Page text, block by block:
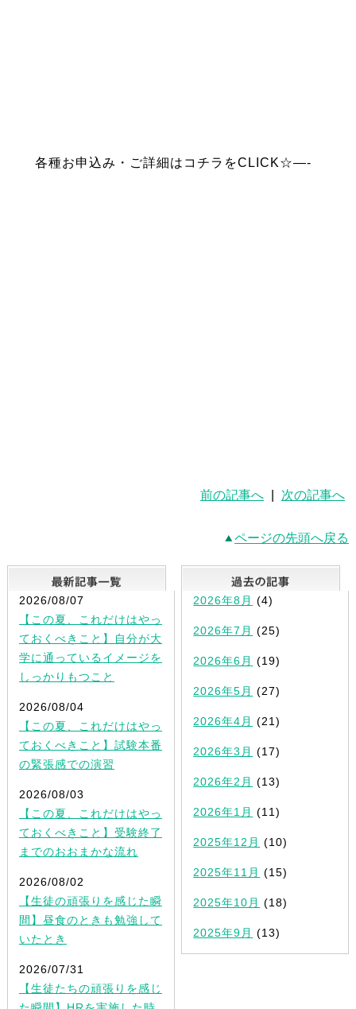
各種お申込み・ご詳細はコチラをCLICK☆—-
前の記事へ 次の記事へ
ページの先頭へ戻る
最新記事一覧
2026/08/07
【この夏、これだけはやっ
ておくべきこと】自分が大
学に通っているイメージを
しっかりもつこと
2026/08/04
【この夏、これだけはやっ
ておくべきこと】試験本番
の緊張感での演習
2026/08/03
【この夏、これだけはやっ
ておくべきこと】受験終了
までのおおまかな流れ
2026/08/02
【生徒の頑張りを感じた瞬
間】昼食のときも勉強して
いたとき
2026/07/31
【生徒たちの頑張りを感じ
2026年8月 (4)
2026年7月 (25)
2026年6月 (19)
2026年5月 (27)
2026年4月 (21)
2026年3月 (17)
2026年2月 (13)
2026年1月 (11)
2025年12月 (10)
2025年11月 (15)
2025年10月 (18)
2025年9月 (13)